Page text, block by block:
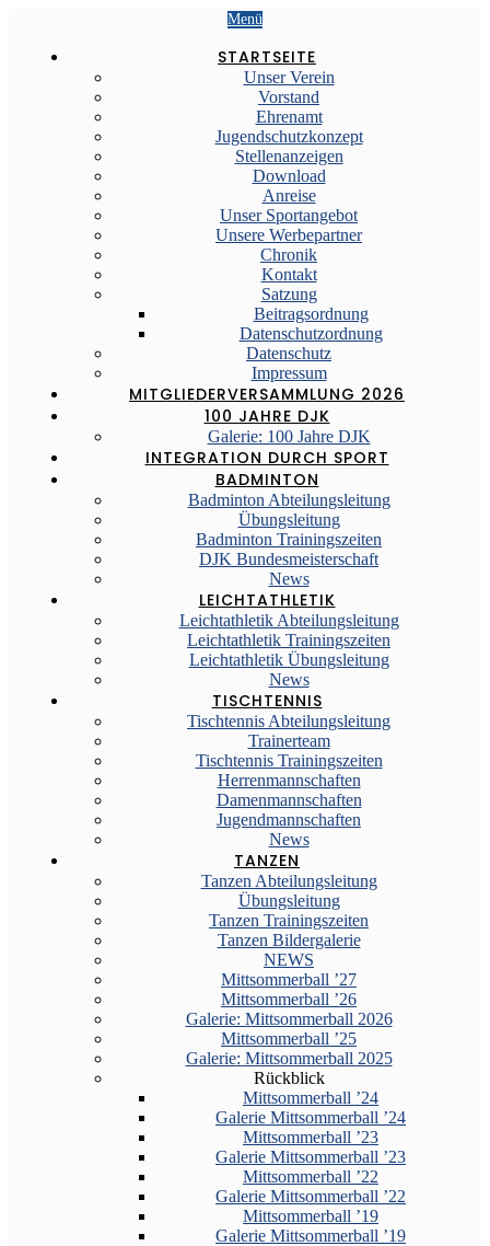
Menü
STARTSEITE
Unser Verein
Vorstand
Ehrenamt
Jugendschutzkonzept
Stellenanzeigen
Download
Anreise
Unser Sportangebot
Unsere Werbepartner
Chronik
Kontakt
Satzung
Beitragsordnung
Datenschutzordnung
Datenschutz
Impressum
MITGLIEDERVERSAMMLUNG 2026
100 JAHRE DJK
Galerie: 100 Jahre DJK
INTEGRATION DURCH SPORT
BADMINTON
Badminton Abteilungsleitung
Übungsleitung
Badminton Trainingszeiten
DJK Bundesmeisterschaft
News
LEICHTATHLETIK
Leichtathletik Abteilungsleitung
Leichtathletik Trainingszeiten
Leichtathletik Übungsleitung
News
TISCHTENNIS
Tischtennis Abteilungsleitung
Trainerteam
Tischtennis Trainingszeiten
Herrenmannschaften
Damenmannschaften
Jugendmannschaften
News
TANZEN
Tanzen Abteilungsleitung
Übungsleitung
Tanzen Trainingszeiten
Tanzen Bildergalerie
NEWS
Mittsommerball ’27
Mittsommerball ’26
Galerie: Mittsommerball 2026
Mittsommerball ’25
Galerie: Mittsommerball 2025
Rückblick
Mittsommerball ’24
Galerie Mittsommerball ’24
Mittsommerball ’23
Galerie Mittsommerball ’23
Mittsommerball ’22
Galerie Mittsommerball ’22
Mittsommerball ’19
Galerie Mittsommerball ’19